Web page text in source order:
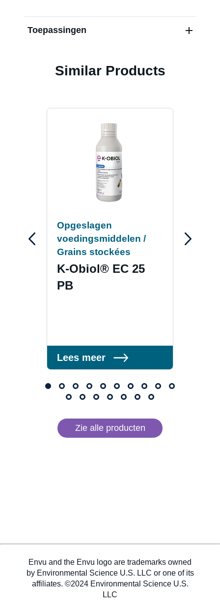
Carrières
Toepassingen
Similar Products
Opgeslagen
voedingsmiddelen /
Grains stockées
K-Obiol® EC 25
PB
Lees meer
Zie alle producten
Envu and the Envu logo are trademarks owned
by Environmental Science U.S. LLC or one of its
affiliates. ©2024 Environmental Science U.S.
LLC